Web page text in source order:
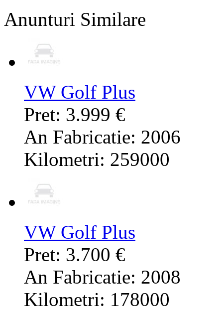
Anunturi Similare
VW Golf Plus
Pret: 3.999 €
An Fabricatie: 2006
Kilometri: 259000
VW Golf Plus
Pret: 3.700 €
An Fabricatie: 2008
Kilometri: 178000